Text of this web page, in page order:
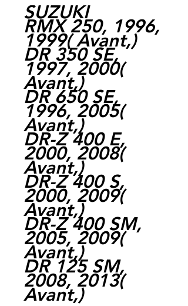
SUZUKI
RMX 250, 1996,
1999(Avant,)
DR 350 SE,
1997, 2000(
Avant,)
DR 650 SE,
1996, 2005(
Avant,)
DR-Z 400 E,
2000, 2008(
Avant,)
DR-Z 400 S,
2000, 2009(
Avant,)
DR-Z 400 SM,
2005, 2009(
Avant,)
DR 125 SM,
2008, 2013(
Avant,)